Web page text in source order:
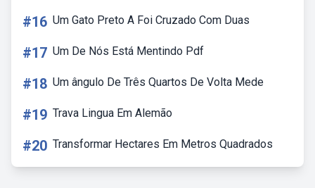
#16 Um Gato Preto A Foi Cruzado Com Duas
#17 Um De Nós Está Mentindo Pdf
#18 Um ângulo De Três Quartos De Volta Mede
#19 Trava Lingua Em Alemão
#20 Transformar Hectares Em Metros Quadrados